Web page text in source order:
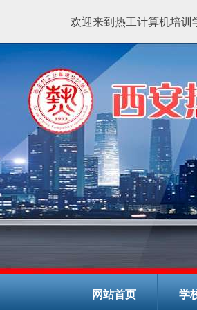
欢迎来到热工计算机培训
网站首页 学